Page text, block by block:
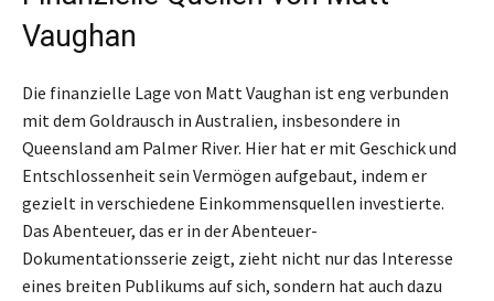
Vaughan
Die finanzielle Lage von Matt Vaughan ist eng verbunden
mit dem Goldrausch in Australien, insbesondere in
Queensland am Palmer River. Hier hat er mit Geschick und
Entschlossenheit sein Vermögen aufgebaut, indem er
gezielt in verschiedene Einkommensquellen investierte.
Das Abenteuer, das er in der Abenteuer-
Dokumentationsserie zeigt, zieht nicht nur das Interesse
eines breiten Publikums auf sich, sondern hat auch dazu